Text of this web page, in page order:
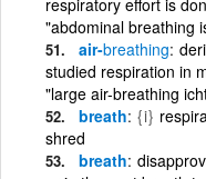
"abdominal breathing
air-breathing
studied respiration in
"large air-breathing
breath {i}
shred
breath